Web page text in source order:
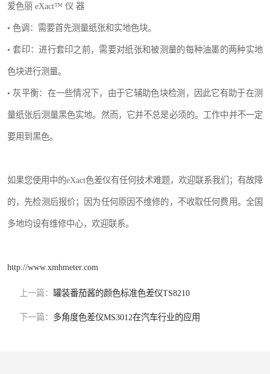
爱色丽 eXact™ 仪 器
• 色调：需要首先测量纸张和实地色块。
• 套印：进行套印之前，需要对纸张和被测量的每种油墨的两种实地
色块进行测量。
• 灰平衡：在一些情况下，由于它辅助色块检测，因此它有助于在测
量纸张后测量黑色实地。然而，它并不总是必须的。工作中并不一定
要用到黑色。
如果您使用中的eXact色差仪有任何技术难题，欢迎联系我们；有故障
的，先检测后报价；因为任何原因不维修的，不收取任何费用。全国
多地均设有维修中心，欢迎联系。
http://www.xmhmeter.com
上一篇： 罐装番茄酱的颜色标准色差仪TS8210
下一篇： 多角度色差仪MS3012在汽车行业的应用